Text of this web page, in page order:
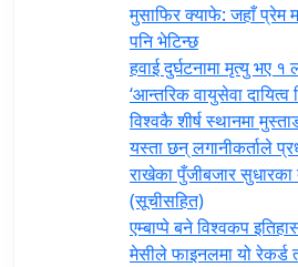
मुसाफिर क्याफे: जहाँ प्रेम
पनि भेटिन्छ
हवाई दुर्घटनामा मृत्यु भए १
‘आन्तरिक वायुसेवा दायित्व
विश्वकै शीर्ष स्थानमा
यस्ता छन् लगानीकर्ताले
राखेका पुँजीबजार सुधारका
(सूचीसहित)
एम्बाप्पे बने विश्वकप
मेसीले फाइनलमा यो रेकर्ड